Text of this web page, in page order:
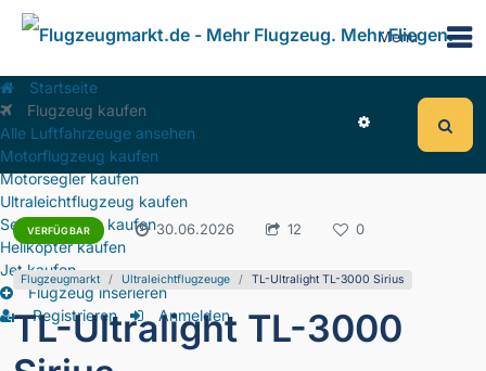
Menu
Startseite
Flugzeug kaufen
Alle Luftfahrzeuge ansehen
Motorflugzeug kaufen
Motorsegler kaufen
Ultraleichtflugzeug kaufen
Segelflugzeug kaufen
Helikopter kaufen
Jet kaufen
Flugzeug inserieren
Registrieren
Anmelden
VERFÜGBAR 30.06.2026 1.549
12 0
Flugzeugmarkt Ultraleichtflugzeuge TL-Ultralight TL-3000 Sirius
TL-Ultralight TL-3000